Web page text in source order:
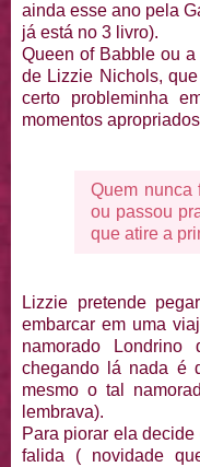
ainda esse ano pela
já está no 3 livro).
Queen of Babble ou
de Lizzie Nichols,
certo probleminha
momentos
Quem nunca
ou passou
que atire a
Lizzie pretende
embarcar em uma
namorado
chegando lá nada é
mesmo o tal
lembrava).
Para piorar ela
falida ( novidade